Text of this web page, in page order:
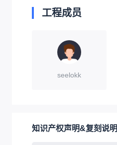
工程成员
seelokk
知识产权声明&复刻说明